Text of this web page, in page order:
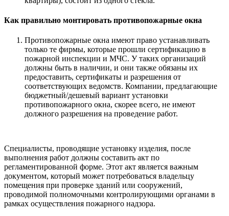
Как правильно монтировать противопожарные окна
Противопожарные окна имеют право устанавливать
только те фирмы, которые прошли сертификацию в
пожарной инспекции и МЧС. У таких организаций
должны быть в наличии, и они также обязаны их
предоставить, сертификаты и разрешения от
соответствующих ведомств. Компании, предлагающие
бюджетный/дешевый вариант установки
противопожарного окна, скорее всего, не имеют
должного разрешения на проведение работ.
Специалисты, проводящие установку изделия, после
выполнения работ должны составить акт по
регламентированной форме. Этот акт является важным
документом, который может потребоваться владельцу
помещения при проверке зданий или сооружений,
проводимой полномочными контролирующими органами в
рамках осуществления пожарного надзора.